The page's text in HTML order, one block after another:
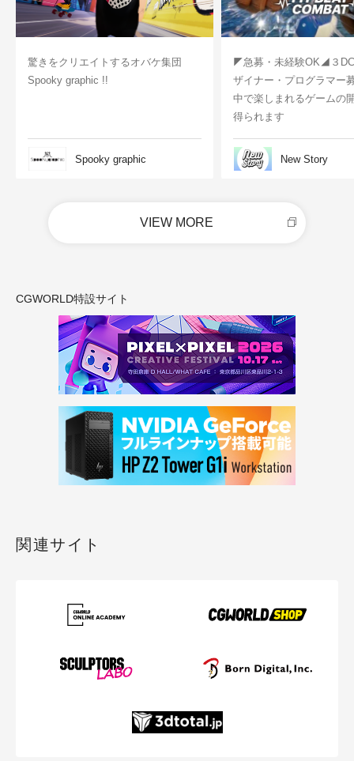
驚きをクリエイトするオバケ集団
Spooky graphic !!
Spooky graphic
◤急募・未経験OK◢３
ザイナー・プログラマー
中で楽しまれるゲームの
得られます
New Story
VIEW MORE
CGWORLD特設サイト
関連サイト